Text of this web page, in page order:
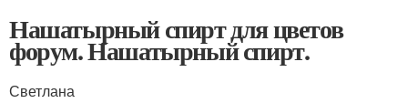
Нашатырный спирт для цветов
форум. Нашатырный спирт.
Светлана